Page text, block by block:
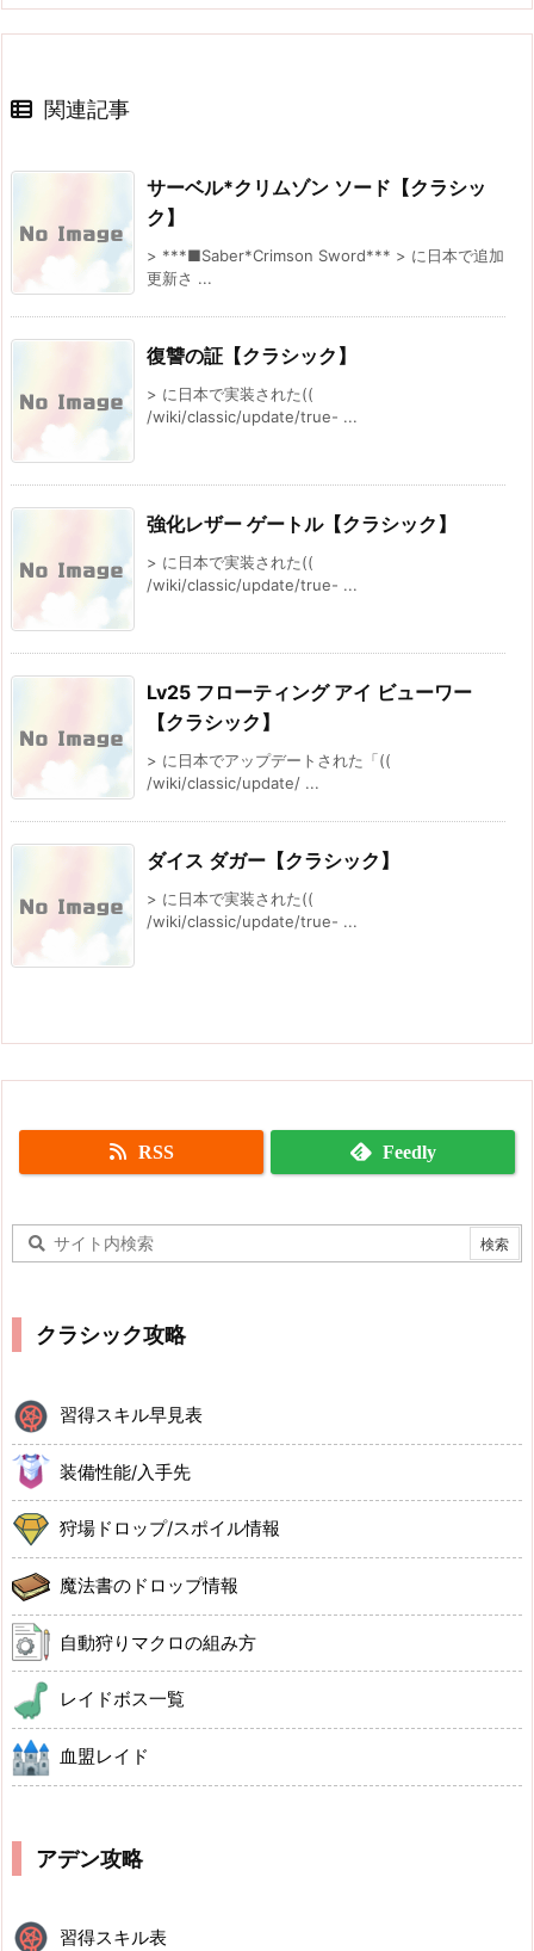
関連記事
サーベル*クリムゾン ソード【クラシッ
ク】
> ***■Saber*Crimson Sword*** > に日本で追加
更新さ ...
復讐の証【クラシック】
> に日本で実装された((
/wiki/classic/update/true- ...
強化レザー ゲートル【クラシック】
> に日本で実装された((
/wiki/classic/update/true- ...
Lv25 フローティング アイ ビューワー
【クラシック】
> に日本でアップデートされた「((
/wiki/classic/update/ ...
ダイス ダガー【クラシック】
> に日本で実装された((
/wiki/classic/update/true- ...
RSS Feedly
クラシック攻略
習得スキル早見表
装備性能/入手先
狩場ドロップ/スポイル情報
魔法書のドロップ情報
自動狩りマクロの組み方
レイドボス一覧
血盟レイド
アデン攻略
習得スキル表